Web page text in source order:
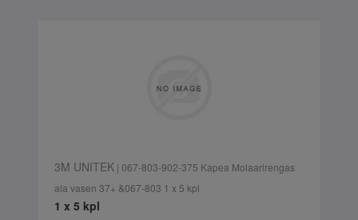
3M UNITEK| 067-803-902-375 Kapea Molaarirengas
ala vasen 37+ &067-803 1 x 5 kpl
1 x 5 kpl